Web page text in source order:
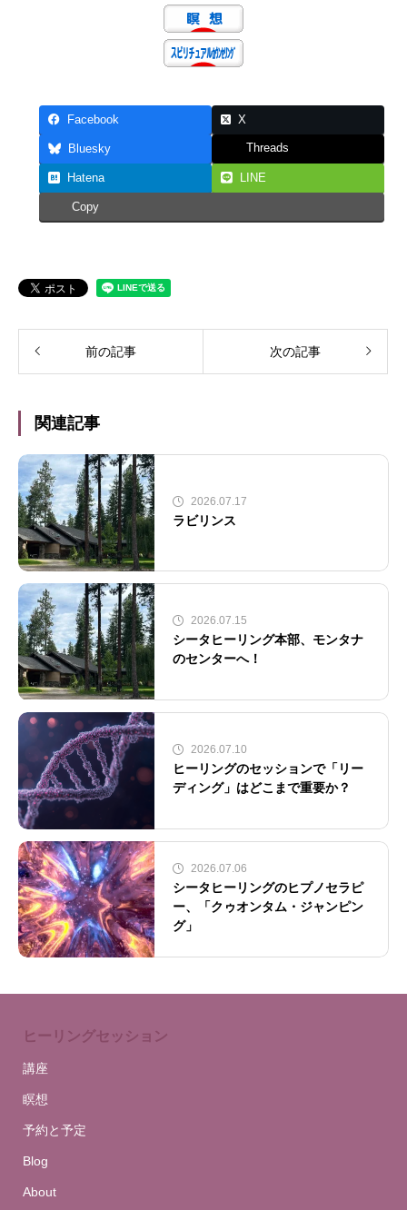
Facebook X
Bluesky Threads
Hatena LINE
Copy
前の記事 次の記事
関連記事
2026.07.17
ラビリンス
2026.07.15
シータヒーリング本部、モンタナ
のセンターへ！
2026.07.10
ヒーリングのセッションで「リー
ディング」はどこまで重要か？
2026.07.06
シータヒーリングのヒプノセラピ
ー、「クゥオンタム・ジャンピン
グ」
ヒーリングセッション
講座
瞑想
予約と予定
Blog
About